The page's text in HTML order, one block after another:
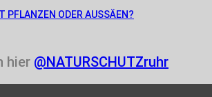
PFLANZEN ODER AUSSÄEN?
hier @NATURSCHUTZruhr